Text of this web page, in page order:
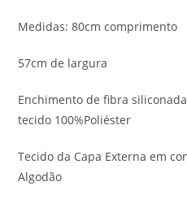
Medidas: 80cm comprimento
57cm de largura
Enchimento de fibra
tecido 100%Poliéster
Tecido da Capa Externa em
Algodão